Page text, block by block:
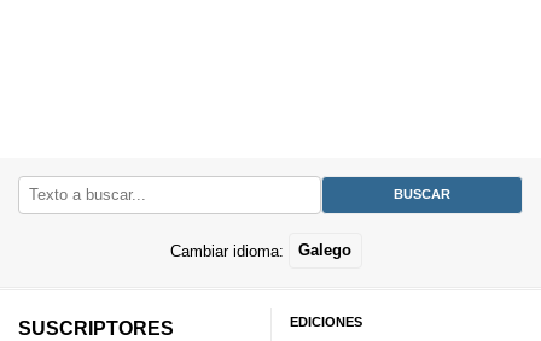
Cambiar idioma: Galego
SUSCRIPTORES
EDICIONES